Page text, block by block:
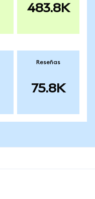
483.8K
Reseñas
75.8K